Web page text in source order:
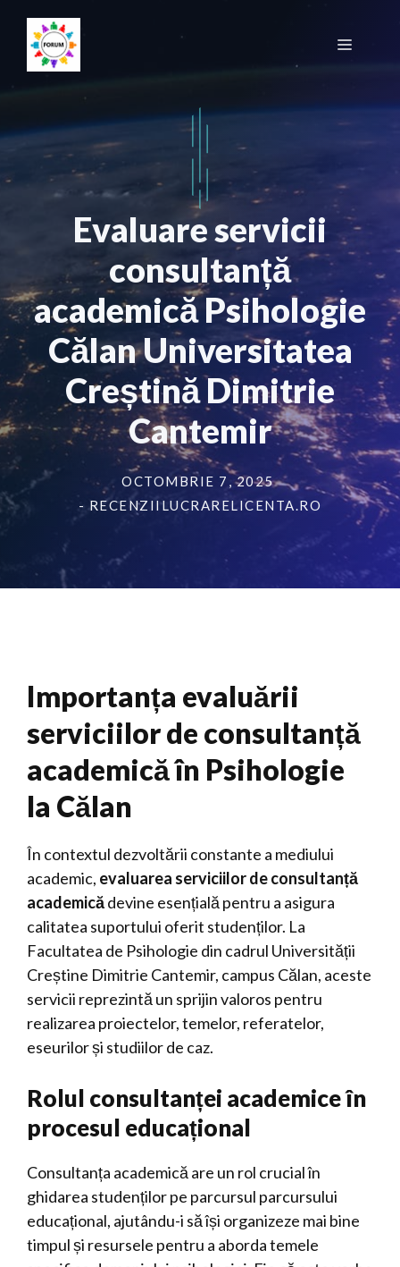
conținut
Meniu
Evaluare servicii
consultanță
academică Psihologie
Călan Universitatea
Creștină Dimitrie
Cantemir
OCTOMBRIE 7, 2025
- RECENZIILUCRARELICENTA.RO
Importanța evaluării
serviciilor de consultanță
academică în Psihologie
la Călan
În contextul dezvoltării constante a mediului
academic, evaluarea serviciilor de consultanță
academicădevine esențială pentru a asigura
calitatea suportului oferit studenților. La
Facultatea de Psihologie din cadrul Universității
Creștine Dimitrie Cantemir, campus Călan, aceste
servicii reprezintă un sprijin valoros pentru
realizarea proiectelor, temelor, referatelor,
eseurilor și studiilor de caz.
Rolul consultanței academice în
procesul educațional
Consultanța academică are un rol crucial în
ghidarea studenților pe parcursul parcursului
educațional, ajutându-i să își organizeze mai bine
timpul și resursele pentru a aborda temele